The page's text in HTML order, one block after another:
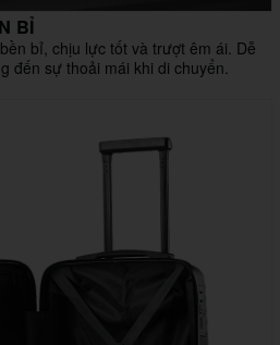
BỈ
bỉ, chịu lực tốt và trượt êm ái. Dễ
đến sự thoải mái khi di chuyển.